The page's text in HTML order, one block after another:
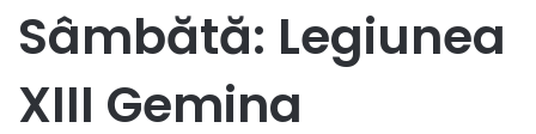
Sâmbătă: Legiunea
XIII Gemina